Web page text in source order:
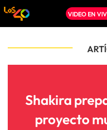
VIDEO EN
Shakira
proyecto